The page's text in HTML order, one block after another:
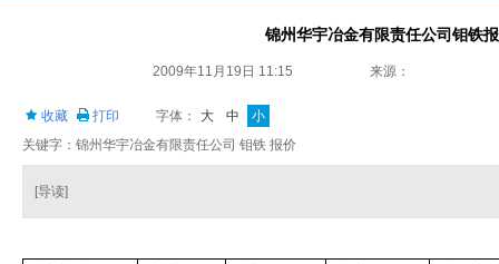
锦州华宇冶金有限责任公司钼铁
2009年11月19日 11:15 来源：
收藏 打印 字体： 大 中
小
关键字：锦州华宇冶金有限责任公司 钼铁 报价
[导读]